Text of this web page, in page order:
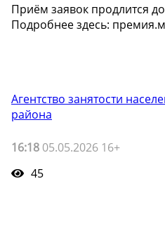
Приём заявок продлится
Подробнее здесь:
Агентство занятости
района
16:18 05.05.2026 16+
45